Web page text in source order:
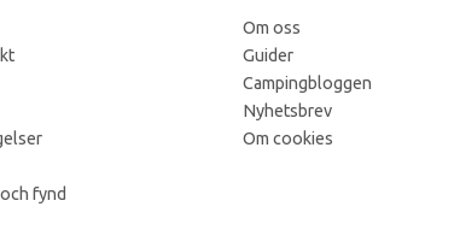
fynd
Om oss
Guider
Campingbloggen
Nyhetsbrev
Om cookies